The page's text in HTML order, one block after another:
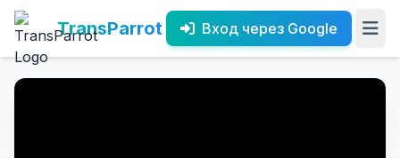
TransParrot Вход через Google